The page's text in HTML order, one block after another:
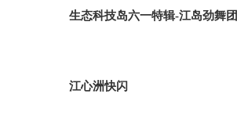
生态科技岛六一特辑-江岛劲舞团
江心洲快闪